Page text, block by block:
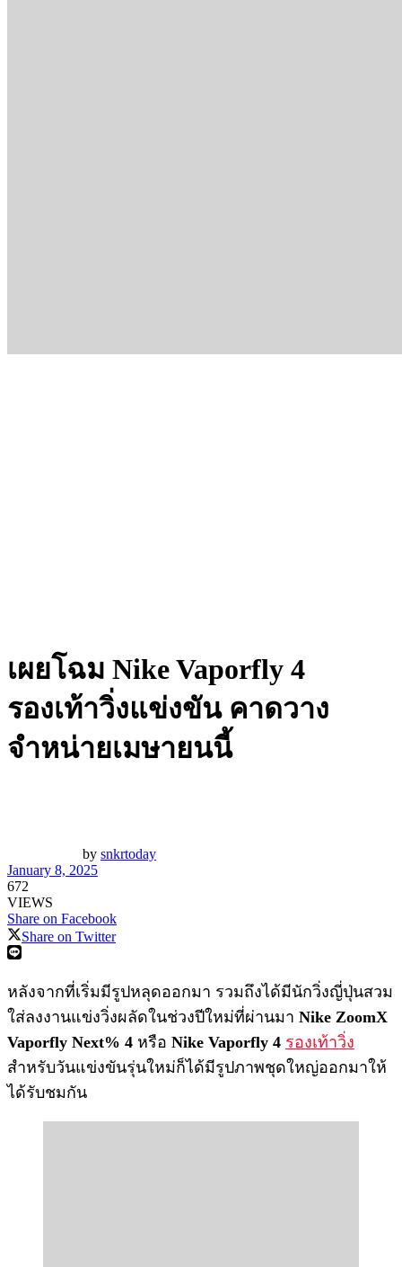
เผยโฉม Nike Vaporfly 4
รองเท้าวิ่งแข่งขัน คาดวาง
จำหน่ายเมษายนนี้
by snkrtoday
January 8, 2025
672
VIEWS
Share on Facebook
Share on Twitter
หลังจากที่เริ่มมีรูปหลุดออกมา รวมถึงได้มีนักวิ่งญี่ปุ่นสวม
ใส่ลงงานแข่งวิ่งผลัดในช่วงปีใหม่ที่ผ่านมา Nike ZoomX
Vaporfly Next% 4 หรือ Nike Vaporfly 4 รองเท้าวิ่ง
สำหรับวันแข่งขันรุ่นใหม่ก็ได้มีรูปภาพชุดใหญ่ออกมาให้
ได้รับชมกัน